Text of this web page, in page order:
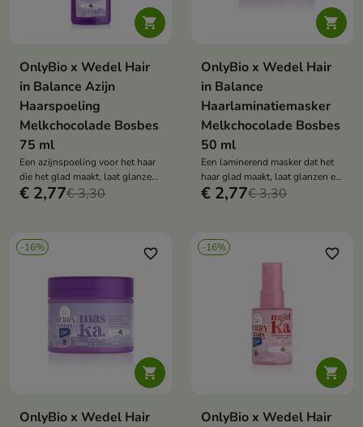

OnlyBio x Wedel Hair
in Balance Azijn
Haarspoeling
Melkchocolade Bosbes
75 ml
Een azijnspoeling voor het haar
die het glad maakt, laat glanzen
en pluizig haar vermindert,
€ 2,77€ 3,30

OnlyBio x Wedel Hair
in Balance
Haarlaminatiemasker
Melkchocolade Bosbes
50 ml
Een laminerend masker dat het
haar glad maakt, laat glanzen en
beschermt, en het omhult met de
€ 2,77€ 3,30
-16%

favorite_border
OnlyBio x Wedel Hair
-16%

favorite_border
OnlyBio x Wedel Hair